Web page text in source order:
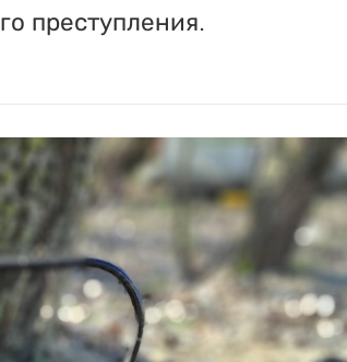
преступления.